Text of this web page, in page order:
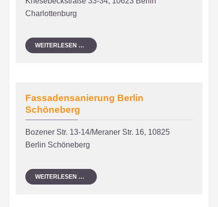
Charlottenburg
WEITERLESEN … DENKMALPFLEGE
BERLIN
Fassadensanierung Berlin
Schöneberg
Bozener Str. 13-14/Meraner Str. 16, 10825
Berlin Schöneberg
WEITERLESEN … FASSADENSANIERUNG
BERLIN